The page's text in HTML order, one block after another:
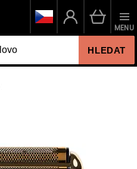
HLEDAT
MENU